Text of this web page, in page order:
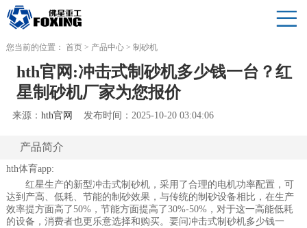
您当前的位置： 首页> 产品中心> 制砂机
hth官网:冲击式制砂机多少钱一台？红
星制砂机厂家为您报价
来源： hth官网 发布时间：2025-10-20 03:04:06
产品简介
hth体育app:
红星生产的新型冲击式制砂机，采用了合理的电机功率配置，可
达到产高、低耗、节能的制砂效果，与传统的制砂设备相比，在生产
效率提方面高了50%，节能方面提高了30%-50%，对于这一高能低耗
的设备，消费者也更乐意选择和购买。要问冲击式制砂机多少钱一